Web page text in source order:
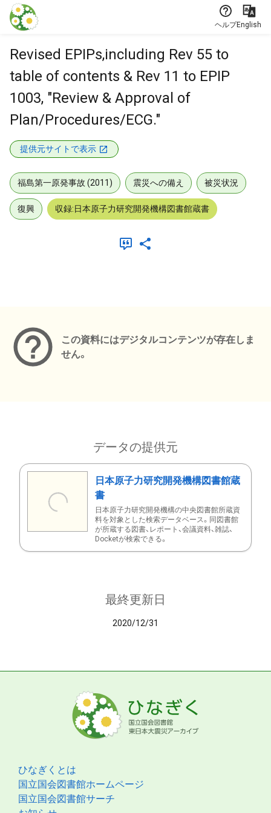
本文に飛ぶ
ヘルプEnglish
Revised EPIPs,including Rev 55 to
table of contents & Rev 11 to EPIP
1003, "Review & Approval of
Plan/Procedures/ECG."
提供元サイトで表示
福島第一原発事故 (2011) 震災への備え 被災状況
復興 収録:日本原子力研究開発機構図書館蔵書
この資料にはデジタルコンテンツが存在しま
せん。
データの提供元
日本原子力研究開発機構図書館蔵
書
日本原子力研究開発機構の中央図書館所蔵資
料を対象とした検索データベース。同図書館
が所蔵する図書、レポート、会議資料、雑誌、
Docketが検索できる。
最終更新日
2020/12/31
ひなぎくとは
国立国会図書館ホームページ
国立国会図書館サーチ